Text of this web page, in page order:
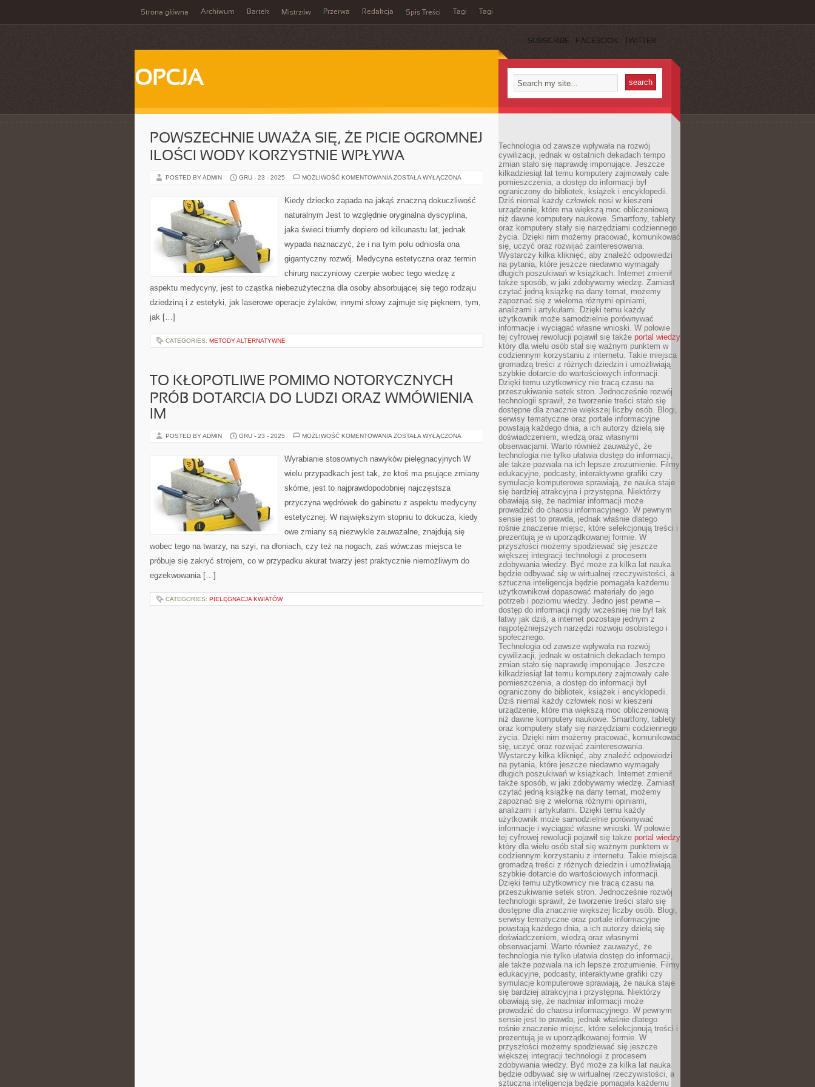
Strona główna Archiwum Bartek Mistrzów Przerwa Redakcja Spis Treści Tagi Tagi
SUBSCRIBE FACEBOOK TWITTER
OPCJA
POWSZECHNIE UWAŻA SIĘ, ŻE PICIE OGROMNEJ
ILOŚCI WODY KORZYSTNIE WPŁYWA
POSTED BY ADMIN GRU - 23 - 2025 MOŻLIWOŚĆ KOMENTOWANIA POWSZECHNIE
PICIE
ILOŚCI
KORZYSTNIE
ZOSTAŁA WYŁĄCZONA
Kiedy dziecko zapada na jakąś znaczną dokuczliwość
naturalnym Jest to względnie oryginalna dyscyplina,
jaka świeci triumfy dopiero od kilkunastu lat, jednak
wypada naznaczyć, że i na tym polu odniosła ona
gigantyczny rozwój. Medycyna estetyczna oraz termin
chirurg naczyniowy czerpie wobec tego wiedzę z
aspektu medycyny, jest to cząstka niebezużyteczna dla osoby absorbującej się tego rodzaju
dziedziną i z estetyki, jak laserowe operacje żylaków, innymi słowy zajmuje się pięknem, tym,
jak […]
CATEGORIES: METODY ALTERNATYWNE
TO KŁOPOTLIWE POMIMO NOTORYCZNYCH
PRÓB DOTARCIA DO LUDZI ORAZ WMÓWIENIA
IM
POSTED BY ADMIN GRU - 23 - 2025 MOŻLIWOŚĆ KOMENTOWANIA TO
NOTORYCZNYCH
PRÓB
DO
ORAZ
IM
ZOSTAŁA WYŁĄCZONA
Wyrabianie stosownych nawyków pielęgnacyjnych W
wielu przypadkach jest tak, że ktoś ma psujące zmiany
skórne, jest to najprawdopodobniej najczęstsza
przyczyna wędrówek do gabinetu z aspektu medycyny
estetycznej. W największym stopniu to dokucza, kiedy
owe zmiany są niezwykle zauważalne, znajdują się
wobec tego na twarzy, na szyi, na dłoniach, czy też na nogach, zaś wówczas miejsca te
próbuje się zakryć strojem, co w przypadku akurat twarzy jest praktycznie niemożliwym do
egzekwowania […]
CATEGORIES: PIELĘGNACJA KWIATÓW
Technologia od zawsze wpływała na rozwój
cywilizacji, jednak w ostatnich dekadach tempo
zmian stało się naprawdę imponujące. Jeszcze
kilkadziesiąt lat temu komputery zajmowały całe
pomieszczenia, a dostęp do informacji był
ograniczony do bibliotek, książek i encyklopedii.
Dziś niemal każdy człowiek nosi w kieszeni
urządzenie, które ma większą moc obliczeniową
niż dawne komputery naukowe. Smartfony, tablety
oraz komputery stały się narzędziami codziennego
życia. Dzięki nim możemy pracować, komunikować
się, uczyć oraz rozwijać zainteresowania.
Wystarczy kilka kliknięć, aby znaleźć odpowiedzi
na pytania, które jeszcze niedawno wymagały
długich poszukiwań w książkach. Internet zmienił
także sposób, w jaki zdobywamy wiedzę. Zamiast
czytać jedną książkę na dany temat, możemy
zapoznać się z wieloma różnymi opiniami,
analizami i artykułami. Dzięki temu każdy
użytkownik może samodzielnie porównywać
informacje i wyciągać własne wnioski. W połowie
tej cyfrowej rewolucji pojawił się także portal wiedzy
który dla wielu osób stał się ważnym punktem w
codziennym korzystaniu z internetu. Takie miejsca
gromadzą treści z różnych dziedzin i umożliwiają
szybkie dotarcie do wartościowych informacji.
Dzięki temu użytkownicy nie tracą czasu na
przeszukiwanie setek stron. Jednocześnie rozwój
technologii sprawił, że tworzenie treści stało się
dostępne dla znacznie większej liczby osób. Blogi,
serwisy tematyczne oraz portale informacyjne
powstają każdego dnia, a ich autorzy dzielą się
doświadczeniem, wiedzą oraz własnymi
obserwacjami. Warto również zauważyć, że
technologia nie tylko ułatwia dostęp do informacji,
ale także pozwala na ich lepsze zrozumienie. Filmy
edukacyjne, podcasty, interaktywne grafiki czy
symulacje komputerowe sprawiają, że nauka staje
się bardziej atrakcyjna i przystępna. Niektórzy
obawiają się, że nadmiar informacji może
prowadzić do chaosu informacyjnego. W pewnym
sensie jest to prawda, jednak właśnie dlatego
rośnie znaczenie miejsc, które selekcjonują treści i
prezentują je w uporządkowanej formie. W
przyszłości możemy spodziewać się jeszcze
większej integracji technologii z procesem
zdobywania wiedzy. Być może za kilka lat nauka
będzie odbywać się w wirtualnej rzeczywistości, a
sztuczna inteligencja będzie pomagała każdemu
użytkownikowi dopasować materiały do jego
potrzeb i poziomu wiedzy. Jedno jest pewne –
dostęp do informacji nigdy wcześniej nie był tak
łatwy jak dziś, a internet pozostaje jednym z
najpotężniejszych narzędzi rozwoju osobistego i
społecznego.
Technologia od zawsze wpływała na rozwój
cywilizacji, jednak w ostatnich dekadach tempo
zmian stało się naprawdę imponujące. Jeszcze
kilkadziesiąt lat temu komputery zajmowały całe
pomieszczenia, a dostęp do informacji był
ograniczony do bibliotek, książek i encyklopedii.
Dziś niemal każdy człowiek nosi w kieszeni
urządzenie, które ma większą moc obliczeniową
niż dawne komputery naukowe. Smartfony, tablety
oraz komputery stały się narzędziami codziennego
życia. Dzięki nim możemy pracować, komunikować
się, uczyć oraz rozwijać zainteresowania.
Wystarczy kilka kliknięć, aby znaleźć odpowiedzi
na pytania, które jeszcze niedawno wymagały
długich poszukiwań w książkach. Internet zmienił
także sposób, w jaki zdobywamy wiedzę. Zamiast
czytać jedną książkę na dany temat, możemy
zapoznać się z wieloma różnymi opiniami,
analizami i artykułami. Dzięki temu każdy
użytkownik może samodzielnie porównywać
informacje i wyciągać własne wnioski. W połowie
tej cyfrowej rewolucji pojawił się także portal wiedzy
który dla wielu osób stał się ważnym punktem w
codziennym korzystaniu z internetu. Takie miejsca
gromadzą treści z różnych dziedzin i umożliwiają
szybkie dotarcie do wartościowych informacji.
Dzięki temu użytkownicy nie tracą czasu na
przeszukiwanie setek stron. Jednocześnie rozwój
technologii sprawił, że tworzenie treści stało się
dostępne dla znacznie większej liczby osób. Blogi,
serwisy tematyczne oraz portale informacyjne
powstają każdego dnia, a ich autorzy dzielą się
doświadczeniem, wiedzą oraz własnymi
obserwacjami. Warto również zauważyć, że
technologia nie tylko ułatwia dostęp do informacji,
ale także pozwala na ich lepsze zrozumienie. Filmy
edukacyjne, podcasty, interaktywne grafiki czy
symulacje komputerowe sprawiają, że nauka staje
się bardziej atrakcyjna i przystępna. Niektórzy
obawiają się, że nadmiar informacji może
prowadzić do chaosu informacyjnego. W pewnym
sensie jest to prawda, jednak właśnie dlatego
rośnie znaczenie miejsc, które selekcjonują treści i
prezentują je w uporządkowanej formie. W
przyszłości możemy spodziewać się jeszcze
większej integracji technologii z procesem
zdobywania wiedzy. Być może za kilka lat nauka
będzie odbywać się w wirtualnej rzeczywistości, a
sztuczna inteligencja będzie pomagała każdemu